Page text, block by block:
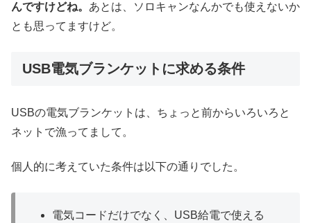
んですけどね。 あとは、ソロキャンなんかでも使えないか
とも思ってますけど。
USB電気ブランケットに求める条件
USBの電気ブランケットは、ちょっと前からいろいろと
ネットで漁ってまして。
個人的に考えていた条件は以下の通りでした。
電気コードだけでなく、USB給電で使える